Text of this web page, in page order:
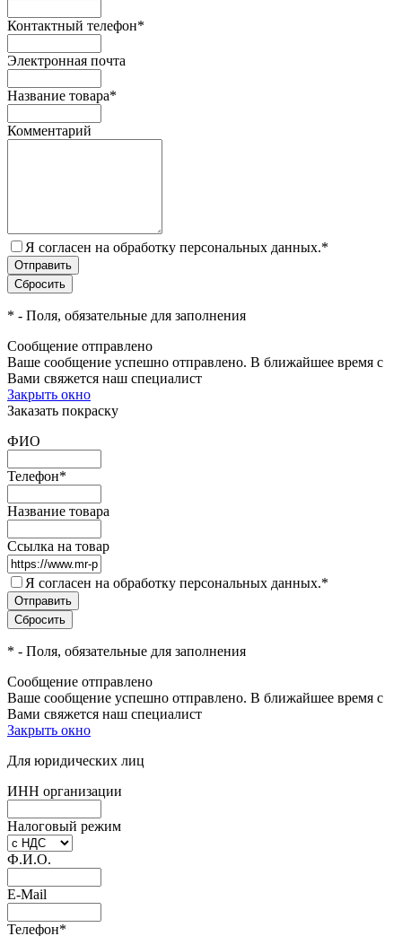
Контактный телефон*
Электронная почта
Название товара*
Комментарий
Я согласен на обработку персональных данных.*
* - Поля, обязательные для заполнения
Сообщение отправлено
Ваше сообщение успешно отправлено. В ближайшее время с
Вами свяжется наш специалист
Закрыть окно
Заказать покраску
ФИО
Телефон*
Название товара
Ссылка на товар
Я согласен на обработку персональных данных.*
* - Поля, обязательные для заполнения
Сообщение отправлено
Ваше сообщение успешно отправлено. В ближайшее время с
Вами свяжется наш специалист
Закрыть окно
Для юридических лиц
ИНН организации
Налоговый режим
Ф.И.О.
E-Mail
Телефон*